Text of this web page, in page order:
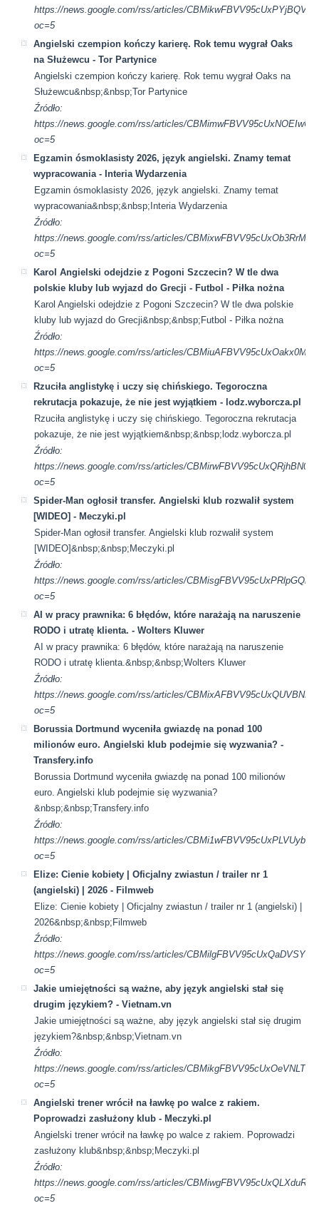
https://news.google.com/rss/articles/
oc=5
Angielski czempion kończy karierę. Rok temu wygrał Oaks
na Służewcu - Tor Partynice
Angielski czempion kończy karierę. Rok temu wygrał Oaks na
Służewcu&nbsp;&nbsp;Tor Partynice
Źródło:
https://news.google.com/rss/articles/
oc=5
Egzamin ósmoklasisty 2026, język angielski. Znamy temat
wypracowania - Interia Wydarzenia
Egzamin ósmoklasisty 2026, język angielski. Znamy temat
wypracowania&nbsp;&nbsp;Interia Wydarzenia
Źródło:
https://news.google.com/rss/articles/
oc=5
Karol Angielski odejdzie z Pogoni Szczecin? W tle dwa
polskie kluby lub wyjazd do Grecji - Futbol - Piłka nożna
Karol Angielski odejdzie z Pogoni Szczecin? W tle dwa polskie
kluby lub wyjazd do Grecji&nbsp;&nbsp;Futbol - Piłka nożna
Źródło:
https://news.google.com/rss/articles/
oc=5
Rzuciła anglistykę i uczy się chińskiego. Tegoroczna
rekrutacja pokazuje, że nie jest wyjątkiem - lodz.wyborcza.pl
Rzuciła anglistykę i uczy się chińskiego. Tegoroczna rekrutacja
pokazuje, że nie jest wyjątkiem&nbsp;&nbsp;lodz.wyborcza.pl
Źródło:
https://news.google.com/rss/articles/
oc=5
Spider-Man ogłosił transfer. Angielski klub rozwalił system
[WIDEO] - Meczyki.pl
Spider-Man ogłosił transfer. Angielski klub rozwalił system
[WIDEO]&nbsp;&nbsp;Meczyki.pl
Źródło:
https://news.google.com/rss/articles/
oc=5
AI w pracy prawnika: 6 błędów, które narażają na naruszenie
RODO i utratę klienta. - Wolters Kluwer
AI w pracy prawnika: 6 błędów, które narażają na naruszenie
RODO i utratę klienta.&nbsp;&nbsp;Wolters Kluwer
Źródło:
https://news.google.com/rss/articles/
oc=5
Borussia Dortmund wyceniła gwiazdę na ponad 100
milionów euro. Angielski klub podejmie się wyzwania? -
Transfery.info
Borussia Dortmund wyceniła gwiazdę na ponad 100 milionów
euro. Angielski klub podejmie się wyzwania?
&nbsp;&nbsp;Transfery.info
Źródło:
https://news.google.com/rss/articles/
oc=5
Elize: Cienie kobiety | Oficjalny zwiastun / trailer nr 1
(angielski) | 2026 - Filmweb
Elize: Cienie kobiety | Oficjalny zwiastun / trailer nr 1 (angielski) |
2026&nbsp;&nbsp;Filmweb
Źródło:
https://news.google.com/rss/articles/
oc=5
Jakie umiejętności są ważne, aby język angielski stał się
drugim językiem? - Vietnam.vn
Jakie umiejętności są ważne, aby język angielski stał się drugim
językiem?&nbsp;&nbsp;Vietnam.vn
Źródło:
https://news.google.com/rss/articles/
oc=5
Angielski trener wrócił na ławkę po walce z rakiem.
Poprowadzi zasłużony klub - Meczyki.pl
Angielski trener wrócił na ławkę po walce z rakiem. Poprowadzi
zasłużony klub&nbsp;&nbsp;Meczyki.pl
Źródło:
https://news.google.com/rss/articles/
oc=5